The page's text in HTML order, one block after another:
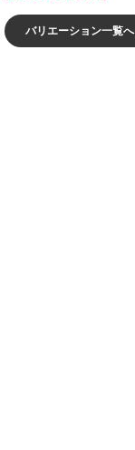
バリエーション一覧へ